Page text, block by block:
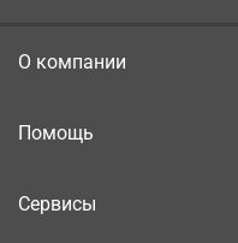
О компании
Помощь
Сервисы